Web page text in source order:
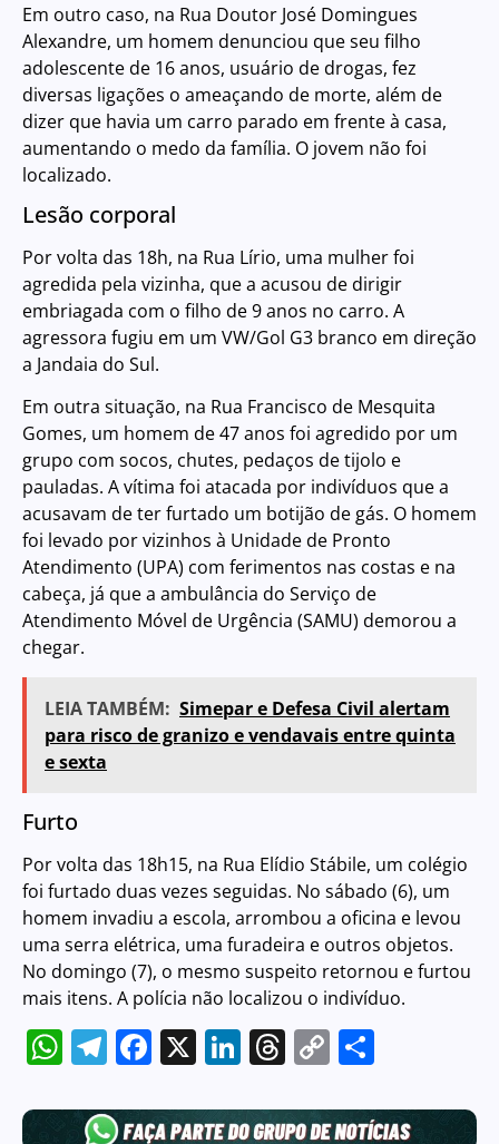
Em outro caso, na Rua Doutor José Domingues
Alexandre, um homem denunciou que seu filho
adolescente de 16 anos, usuário de drogas, fez
diversas ligações o ameaçando de morte, além de
dizer que havia um carro parado em frente à casa,
aumentando o medo da família. O jovem não foi
localizado.
Lesão corporal
Por volta das 18h, na Rua Lírio, uma mulher foi
agredida pela vizinha, que a acusou de dirigir
embriagada com o filho de 9 anos no carro. A
agressora fugiu em um VW/Gol G3 branco em direção
a Jandaia do Sul.
Em outra situação, na Rua Francisco de Mesquita
Gomes, um homem de 47 anos foi agredido por um
grupo com socos, chutes, pedaços de tijolo e
pauladas. A vítima foi atacada por indivíduos que a
acusavam de ter furtado um botijão de gás. O homem
foi levado por vizinhos à Unidade de Pronto
Atendimento (UPA) com ferimentos nas costas e na
cabeça, já que a ambulância do Serviço de
Atendimento Móvel de Urgência (SAMU) demorou a
chegar.
LEIA TAMBÉM: Simepar e Defesa Civil alertam
para risco de granizo e vendavais entre quinta
e sexta
Furto
Por volta das 18h15, na Rua Elídio Stábile, um colégio
foi furtado duas vezes seguidas. No sábado (6), um
homem invadiu a escola, arrombou a oficina e levou
uma serra elétrica, uma furadeira e outros objetos.
No domingo (7), o mesmo suspeito retornou e furtou
mais itens. A polícia não localizou o indivíduo.
WhatsApp
Telegram
Facebook
X LinkedIn
Threads
Copy